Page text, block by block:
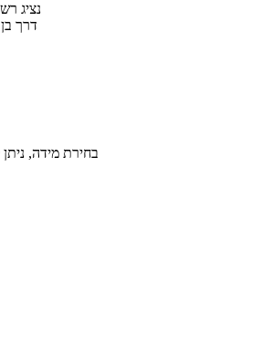
נציג
דרך בן צבי
בחירת מידה,